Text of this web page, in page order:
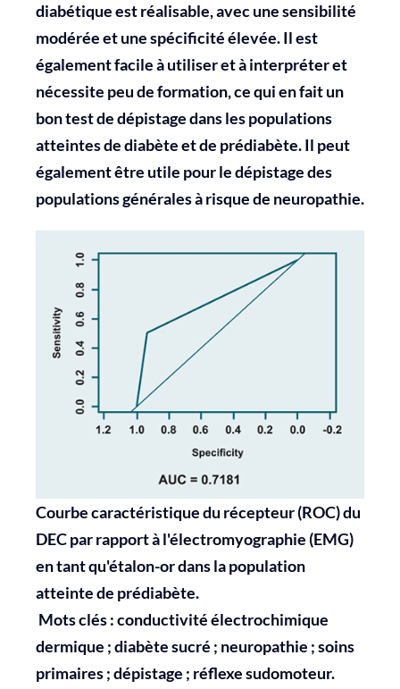
diabétique est réalisable, avec une sensibilité
modérée et une spécificité élevée. Il est
également facile à utiliser et à interpréter et
nécessite peu de formation, ce qui en fait un
bon test de dépistage dans les populations
atteintes de diabète et de prédiabète. Il peut
également être utile pour le dépistage des
populations générales à risque de neuropathie.
Courbe caractéristique du récepteur (ROC) du
DEC par rapport à l'électromyographie (EMG)
en tant qu'étalon-or dans la population
atteinte de prédiabète.
Mots clés : conductivité électrochimique
dermique ; diabète sucré ; neuropathie ; soins
primaires ; dépistage ; réflexe sudomoteur.